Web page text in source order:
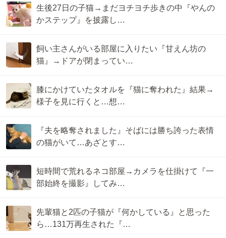
生後27日の子猫→まだヨチヨチ歩きの中『やんの
かステップ』を披露し…
飼い主さんがいる部屋に入りたい『甘えん坊の
猫』→ドアが閉まってい…
膝にかけていたタオルを『猫に奪われた』結果→
様子を見に行くと…想…
『夫を略奪されました』そばには勝ち誇った表情
の猫がいて…あざとす…
短時間で荒れるネコ部屋→カメラを仕掛けて『一
部始終を撮影』してみ…
先輩猫と2匹の子猫が『何かしている』と思った
ら…131万再生された『…